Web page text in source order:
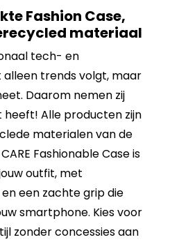
Fashion Case,
materiaal
tech- en
trends volgt, maar
Daarom nemen zij
Alle producten zijn
materialen van de
Fashionable Case is
outfit, met
een zachte grip die
smartphone. Kies voor
zonder concessies aan